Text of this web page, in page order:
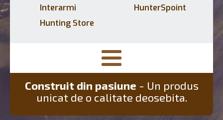
Interarmi
Hunting Store
HunterSpoint
Construit din pasiune - Un produs
unicat de o calitate deosebita.